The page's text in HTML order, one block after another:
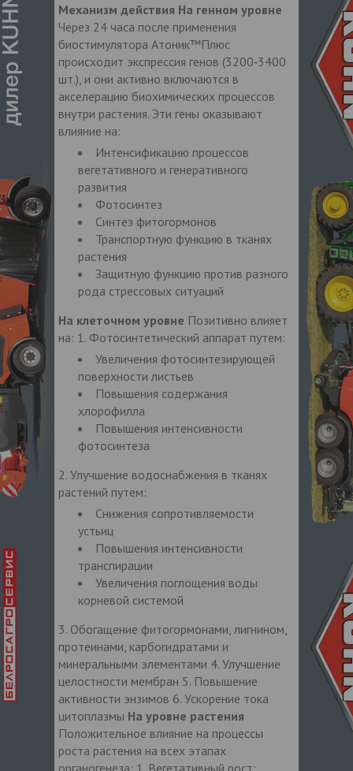
Механизм действия На генном уровне
Через 24 часа после применения
биостимулятора Aтоник™Плюс
происходит экспрессия генов (3200‑3400
шт.), и они активно включаются в
акселерацию биохимических процессов
внутри растения. Эти гены оказывают
влияние на:
Интенсификацию процессов
вегетативного и генеративного
развития
Фотосинтез
Синтез фитогормонов
Транспортную функцию в тканях
растения
Защитную функцию против разного
рода стрессовых ситуаций
На клеточном уровне Позитивно влияет
на: 1. Фотосинтетический аппарат путем:
Увеличения фотосинтезирующей
поверхности листьев
Повышения содержания
хлорофилла
Повышения интенсивности
фотосинтеза
2. Улучшение водоснабжения в тканях
растений путем:
Снижения сопротивляемости
устьиц
Повышения интенсивности
транспирации
Увеличения поглощения воды
корневой системой
3. Обогащение фитогормонами, лигнином,
протеинами, карбогидратами и
минеральными элементами 4. Улучшение
целостности мембран 5. Повышение
активности энзимов 6. Ускорение тока
цитоплазмы На уровне растения
Положительное влияние на процессы
роста растения на всех этапах
органогенеза: 1. Вегетативный рост: